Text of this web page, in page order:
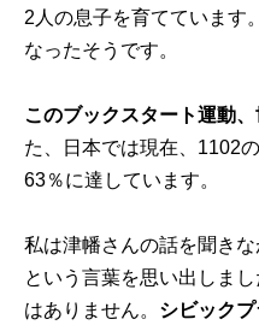
2人の息子を育てています
なったそうです。
このブックスタート運動、
た、日本では現在、1102
63％に達しています。
私は津幡さんの話を聞き
という言葉を思い出しま
はありません。 シビック